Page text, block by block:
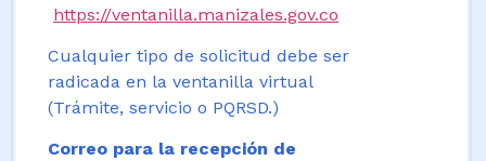
https://ventanilla.manizales.gov.co
Cualquier tipo de solicitud debe ser
radicada en la ventanilla virtual
(Trámite, servicio o PQRSD.)
Correo para la recepción de